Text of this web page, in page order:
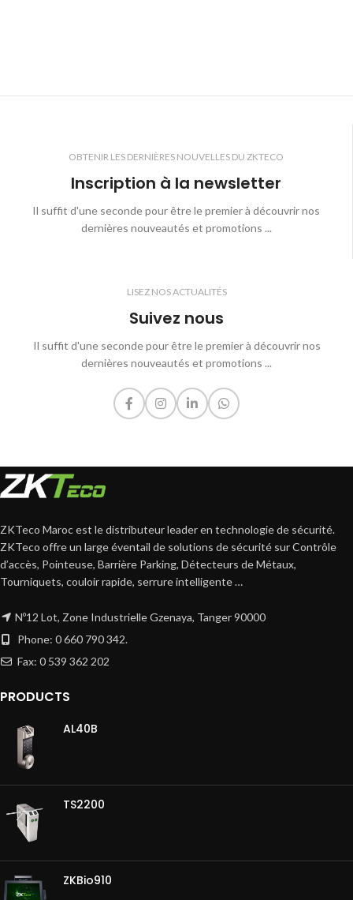
OBTENIR LES DERNIÈRES NOUVELLES DU ZKTECO
Inscription à la newsletter
Il suffit d'une seconde pour être le premier à découvrir nos
dernières nouveautés et promotions ...
LISEZ NOS ACTUALITÉS
Suivez nous
Il suffit d'une seconde pour être le premier à découvrir nos
dernières nouveautés et promotions ...
ZKTeco Maroc est le distributeur leader en technologie de sécurité.
ZKTeco offre un large éventail de solutions de sécurité sur Contrôle
d’accès, Pointeuse, Barrière Parking, Détecteurs de Métaux,
Tourniquets, couloir rapide, serrure intelligente …
Nº12 Lot, Zone Industrielle Gzenaya, Tanger 90000
Phone: 0 660 790 342.
Fax: 0 539 362 202
PRODUCTS
AL40B
TS2200
ZKBio910